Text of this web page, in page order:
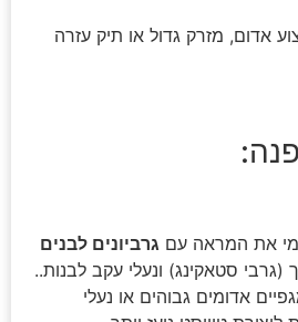
אדום, מזרק גדול או תיק עזרה
את המראה עם גרביונים לבנים
סטאקינג) ונעלי עקב לבנות..
אדומים גבוהים או נעלי